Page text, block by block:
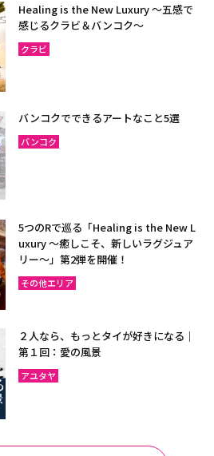
Healing is the New Luxury ～五感で
感じるクラビ＆バンコク～
クラビ
バンコクでできるアートなこと5選
バンコク
5つのRで巡る「Healing is the New L
uxury ～癒しこそ、新しいラグジュア
リー〜」第2弾を開催！
その他エリア
２人なら、もっとタイが好きになる｜
第１回：愛の風景
アユタヤ